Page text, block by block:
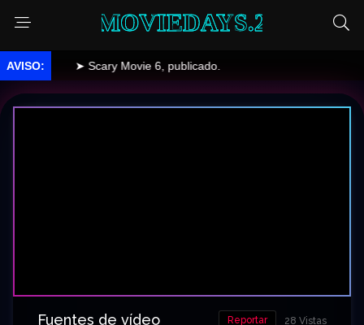
MOVIEDAYS.2
➤ Scary Movie 6, publicado.
Fuentes de vídeo 28 Vistas
Reportar